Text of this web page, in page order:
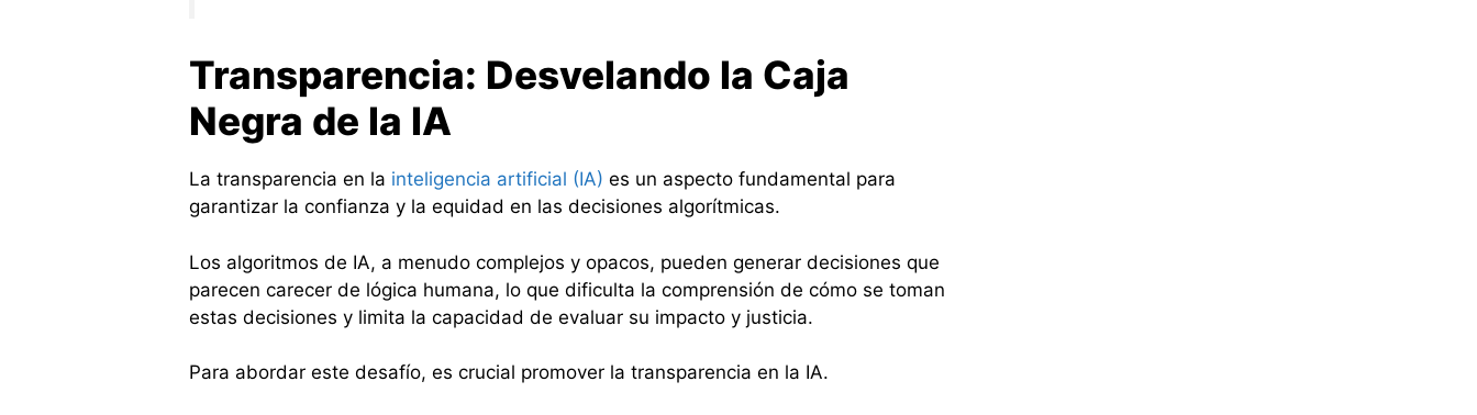
Transparencia: Desvelando la Caja
Negra de la IA
La transparencia en la inteligencia artificial (IA) es un aspecto fundamental para
garantizar la confianza y la equidad en las decisiones algorítmicas.
Los algoritmos de IA, a menudo complejos y opacos, pueden generar decisiones que
parecen carecer de lógica humana, lo que dificulta la comprensión de cómo se toman
estas decisiones y limita la capacidad de evaluar su impacto y justicia.
Para abordar este desafío, es crucial promover la transparencia en la IA.